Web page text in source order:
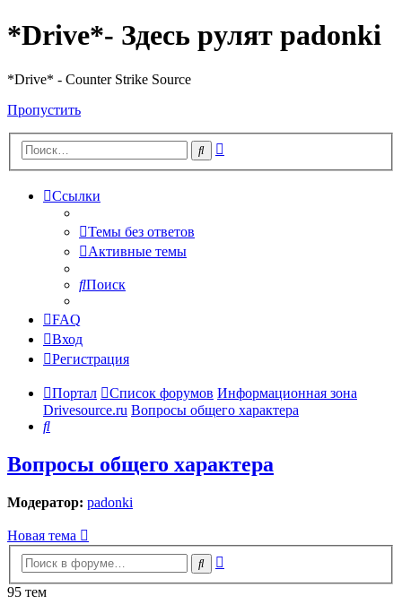
*Drive*- Здесь рулят padonki
*Drive* - Counter Strike Source
Пропустить
Поиск
Ссылки
Темы без ответов
Активные темы
Поиск
FAQ
Вход
Регистрация
Портал Список форумов Информационная зона
Drivesource.ru Вопросы общего характера
Поиск
Вопросы общего характера
Модератор: padonki
Новая тема
Поиск
95 тем